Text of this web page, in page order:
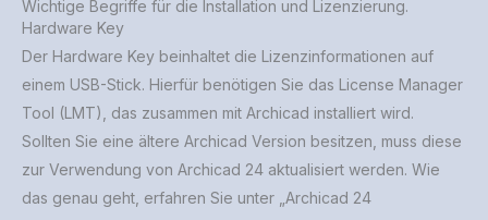
Wichtige Begriffe für die Installation und Lizenzierung.
Hardware Key
Der Hardware Key beinhaltet die Lizenzinformationen auf
einem USB-Stick. Hierfür benötigen Sie das License Manager
Tool (LMT), das zusammen mit Archicad installiert wird.
Sollten Sie eine ältere Archicad Version besitzen, muss diese
zur Verwendung von Archicad 24 aktualisiert werden. Wie
das genau geht, erfahren Sie unter „Archicad 24